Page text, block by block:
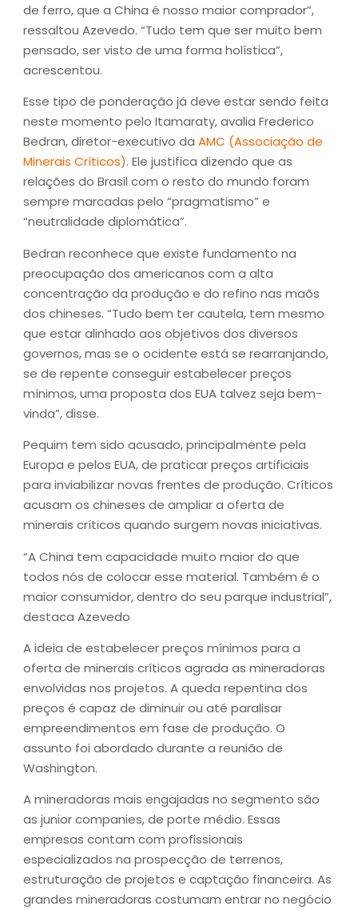
de ferro, que a China é nosso maior comprador”,
ressaltou Azevedo. “Tudo tem que ser muito bem
pensado, ser visto de uma forma holística”,
acrescentou.
Esse tipo de ponderação já deve estar sendo feita
neste momento pelo Itamaraty, avalia Frederico
Bedran, diretor-executivo da AMC (Associação de
Minerais Críticos). Ele justifica dizendo que as
relações do Brasil com o resto do mundo foram
sempre marcadas pelo “pragmatismo” e
“neutralidade diplomática”.
Bedran reconhece que existe fundamento na
preocupação dos americanos com a alta
concentração da produção e do refino nas maõs
dos chineses. “Tudo bem ter cautela, tem mesmo
que estar alinhado aos objetivos dos diversos
governos, mas se o ocidente está se rearranjando,
se de repente conseguir estabelecer preços
mínimos, uma proposta dos EUA talvez seja bem-
vinda”, disse.
Pequim tem sido acusado, principalmente pela
Europa e pelos EUA, de praticar preços artificiais
para inviabilizar novas frentes de produção. Críticos
acusam os chineses de ampliar a oferta de
minerais críticos quando surgem novas iniciativas.
“A China tem capacidade muito maior do que
todos nós de colocar esse material. Também é o
maior consumidor, dentro do seu parque industrial”,
destaca Azevedo
A ideia de estabelecer preços mínimos para a
oferta de minerais críticos agrada as mineradoras
envolvidas nos projetos. A queda repentina dos
preços é capaz de diminuir ou até paralisar
empreendimentos em fase de produção. O
assunto foi abordado durante a reunião de
Washington.
A mineradoras mais engajadas no segmento são
as junior companies, de porte médio. Essas
empresas contam com profissionais
especializados na prospecção de terrenos,
estruturação de projetos e captação financeira. As
grandes mineradoras costumam entrar no negócio